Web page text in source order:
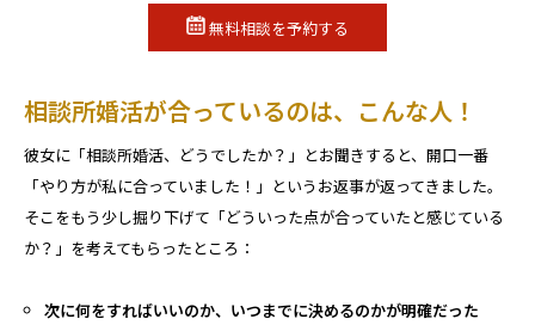
無料相談を予約する
相談所婚活が合っているのは、こんな人！
彼女に「相談所婚活、どうでしたか？」とお聞きすると、開口一番
「やり方が私に合っていました！」というお返事が返ってきました。
そこをもう少し掘り下げて「どういった点が合っていたと感じている
か？」を考えてもらったところ：
次に何をすればいいのか、いつまでに決めるのかが明確だった